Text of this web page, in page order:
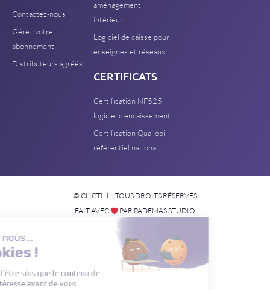
Contactez-nous
Gérez votre
abonnement
Distributeurs agréés
aménagement
intérieur
Logiciel de caisse pour
enseignes et réseaux
CERTIFICATS
Certification NF525
logiciel d'encaissement
Certification Qualiopi
référentiel national
© CLICTILL - TOUS DROITS RÉSERVÉS
FAIT AVEC
PAR PADEMAS STUDIO